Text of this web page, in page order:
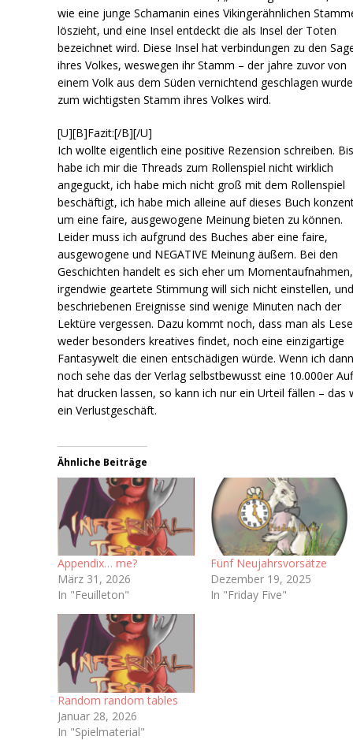
wie eine junge Schamanin eines Vikingerähnlichen
löszieht, und eine Insel entdeckt die als Insel der Toten
bezeichnet wird. Diese Insel hat verbindungen zu den
ihres Volkes, weswegen ihr Stamm – der jahre zuvor von
einem Volk aus dem Süden vernichtend geschlagen
zum wichtigsten Stamm ihres Volkes wird.
[U][B]Fazit:[/B][/U]
Ich wollte eigentlich eine positive Rezension schreiben.
habe ich mir die Threads zum Rollenspiel nicht wirklich
angeguckt, ich habe mich nicht groß mit dem Rollenspiel
beschäftigt, ich habe mich alleine auf dieses Buch
um eine faire, ausgewogene Meinung bieten zu können.
Leider muss ich aufgrund des Buches aber eine faire,
ausgewogene und NEGATIVE Meinung äußern. Bei den
Geschichten handelt es sich eher um
irgendwie geartete Stimmung will sich nicht einstellen,
beschriebenen Ereignisse sind wenige Minuten nach der
Lektüre vergessen. Dazu kommt noch, dass man als
weder besonders kreatives findet, noch eine einzigartige
Fantasywelt die einen entschädigen würde. Wenn ich
noch sehe das der Verlag selbstbewusst eine 10.000er
hat drucken lassen, so kann ich nur ein Urteil fällen – das
ein Verlustgeschäft.
Ähnliche Beiträge
Appendix… me?
März 31, 2026
In "Feuilleton"
Fünf Neujahrsvorsätze
Dezember 19, 2025
In "Friday Five"
Random random tables
Januar 28, 2026
In "Spielmaterial"